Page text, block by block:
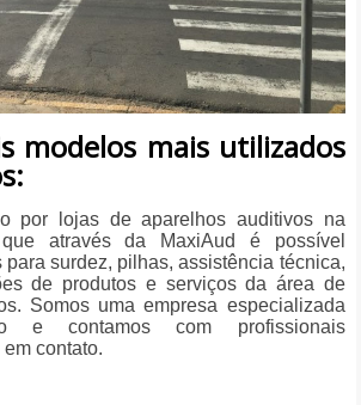
modelos mais utilizados
por lojas de aparelhos auditivos na
através da MaxiAud é possível
surdez, pilhas, assistência técnica,
de produtos e serviços da área de
Somos uma empresa especializada
e contamos com profissionais
contato.